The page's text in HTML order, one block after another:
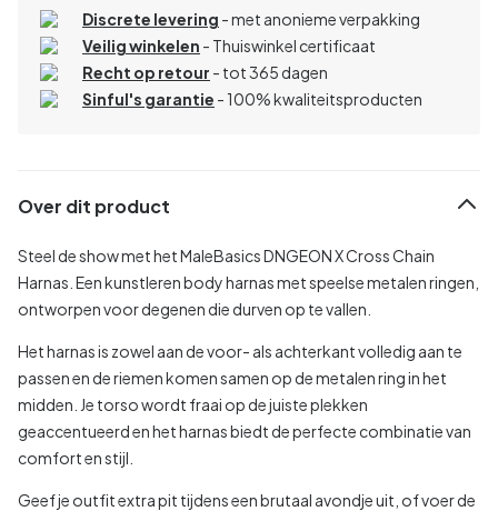
Discrete levering - met anonieme verpakking
Veilig winkelen - Thuiswinkel certificaat
Recht op retour - tot 365 dagen
Sinful's garantie - 100% kwaliteitsproducten
Over dit product
Steel de show met het MaleBasics DNGEON X Cross Chain
Harnas. Een kunstleren body harnas met speelse metalen ringen,
ontworpen voor degenen die durven op te vallen.
Het harnas is zowel aan de voor- als achterkant volledig aan te
passen en de riemen komen samen op de metalen ring in het
midden. Je torso wordt fraai op de juiste plekken
geaccentueerd en het harnas biedt de perfecte combinatie van
comfort en stijl.
Geef je outfit extra pit tijdens een brutaal avondje uit, of voer de